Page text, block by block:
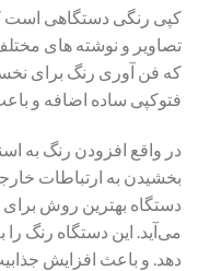
کپی رنگی دستگاهی است
تصاویر و نوشته ‌های
فتوکپی ساده اضافه و
در واقع افزودن رنگ به
بخشیدن به ارتباطات
دستگاه بهترین روش برای
می‌آید. این دستگاه رنگ
‌دهد. و باعث افزایش